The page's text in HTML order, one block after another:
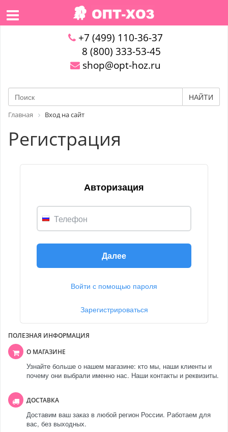
+7 (499) 110-36-37
8 (800) 333-53-45
shop@opt-hoz.ru
НАЙТИ
Главная Вход на сайт
Регистрация
Авторизация
Телефон
Далее
Войти с помощью пароля
Зарегистрироваться
ПОЛЕЗНАЯ ИНФОРМАЦИЯ
О МАГАЗИНЕ
Узнайте больше о нашем магазине: кто мы, наши клиенты и
почему они выбрали именно нас. Наши контакты и реквизиты.
ДОСТАВКА
Доставим ваш заказ в любой регион России. Работаем для
вас, без выходных.